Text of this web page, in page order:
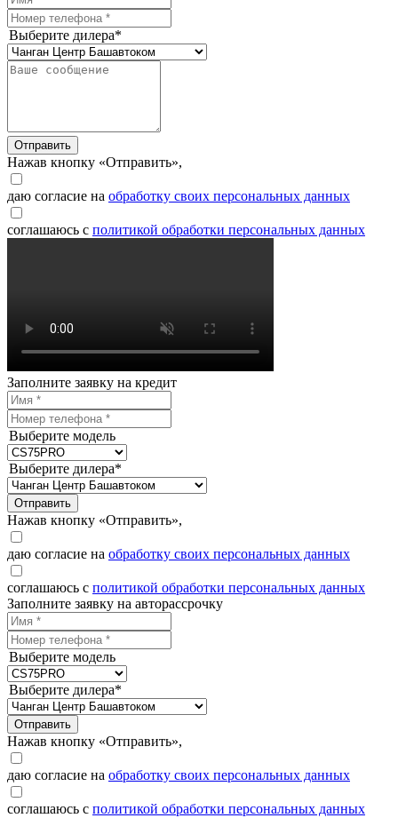
Выберите дилера*
Отправить
Нажав кнопку «Отправить»,
даю согласие на обработку своих персональных данных
соглашаюсь с политикой обработки персональных данных
Заполните заявку на кредит
Выберите модель
Выберите дилера*
Отправить
Нажав кнопку «Отправить»,
даю согласие на обработку своих персональных данных
соглашаюсь с политикой обработки персональных данных
Заполните заявку на авторассрочку
Выберите модель
Выберите дилера*
Отправить
Нажав кнопку «Отправить»,
даю согласие на обработку своих персональных данных
соглашаюсь с политикой обработки персональных данных